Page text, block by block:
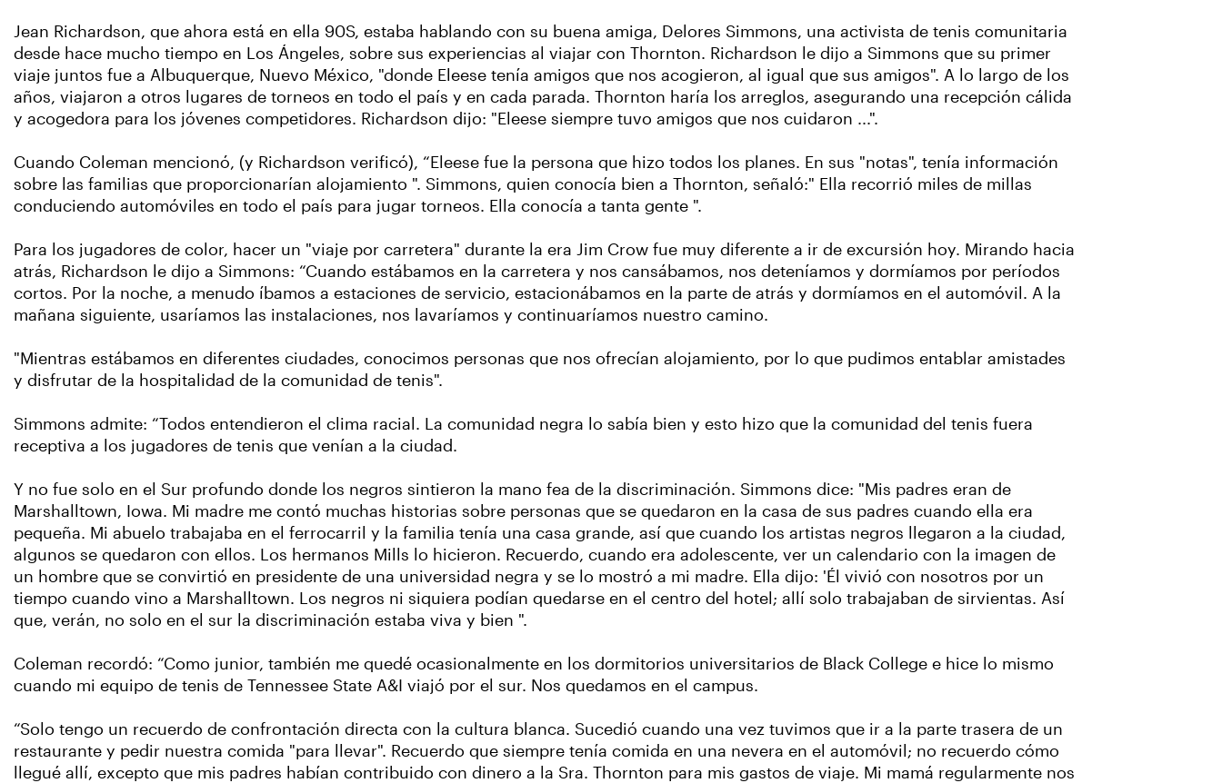
Jean Richardson, que ahora está en ella 90S, estaba hablando con su buena amiga, Delores Simmons, una activista de tenis comunitaria
desde hace mucho tiempo en Los Ángeles, sobre sus experiencias al viajar con Thornton. Richardson le dijo a Simmons que su primer
viaje juntos fue a Albuquerque, Nuevo México, "donde Eleese tenía amigos que nos acogieron, al igual que sus amigos". A lo largo de los
años, viajaron a otros lugares de torneos en todo el país y en cada parada. Thornton haría los arreglos, asegurando una recepción cálida
y acogedora para los jóvenes competidores. Richardson dijo: "Eleese siempre tuvo amigos que nos cuidaron ...".
Cuando Coleman mencionó, (y Richardson verificó), “Eleese fue la persona que hizo todos los planes. En sus "notas", tenía información
sobre las familias que proporcionarían alojamiento ". Simmons, quien conocía bien a Thornton, señaló:" Ella recorrió miles de millas
conduciendo automóviles en todo el país para jugar torneos. Ella conocía a tanta gente ".
Para los jugadores de color, hacer un "viaje por carretera" durante la era Jim Crow fue muy diferente a ir de excursión hoy. Mirando hacia
atrás, Richardson le dijo a Simmons: “Cuando estábamos en la carretera y nos cansábamos, nos deteníamos y dormíamos por períodos
cortos. Por la noche, a menudo íbamos a estaciones de servicio, estacionábamos en la parte de atrás y dormíamos en el automóvil. A la
mañana siguiente, usaríamos las instalaciones, nos lavaríamos y continuaríamos nuestro camino.
"Mientras estábamos en diferentes ciudades, conocimos personas que nos ofrecían alojamiento, por lo que pudimos entablar amistades
y disfrutar de la hospitalidad de la comunidad de tenis".
Simmons admite: “Todos entendieron el clima racial. La comunidad negra lo sabía bien y esto hizo que la comunidad del tenis fuera
receptiva a los jugadores de tenis que venían a la ciudad.
Y no fue solo en el Sur profundo donde los negros sintieron la mano fea de la discriminación. Simmons dice: "Mis padres eran de
Marshalltown, Iowa. Mi madre me contó muchas historias sobre personas que se quedaron en la casa de sus padres cuando ella era
pequeña. Mi abuelo trabajaba en el ferrocarril y la familia tenía una casa grande, así que cuando los artistas negros llegaron a la ciudad,
algunos se quedaron con ellos. Los hermanos Mills lo hicieron. Recuerdo, cuando era adolescente, ver un calendario con la imagen de
un hombre que se convirtió en presidente de una universidad negra y se lo mostró a mi madre. Ella dijo: 'Él vivió con nosotros por un
tiempo cuando vino a Marshalltown. Los negros ni siquiera podían quedarse en el centro del hotel; allí solo trabajaban de sirvientas. Así
que, verán, no solo en el sur la discriminación estaba viva y bien ".
Coleman recordó: “Como junior, también me quedé ocasionalmente en los dormitorios universitarios de Black College e hice lo mismo
cuando mi equipo de tenis de Tennessee State A&I viajó por el sur. Nos quedamos en el campus.
“Solo tengo un recuerdo de confrontación directa con la cultura blanca. Sucedió cuando una vez tuvimos que ir a la parte trasera de un
restaurante y pedir nuestra comida "para llevar". Recuerdo que siempre tenía comida en una nevera en el automóvil; no recuerdo cómo
llegué allí, excepto que mis padres habían contribuido con dinero a la Sra. Thornton para mis gastos de viaje. Mi mamá regularmente nos